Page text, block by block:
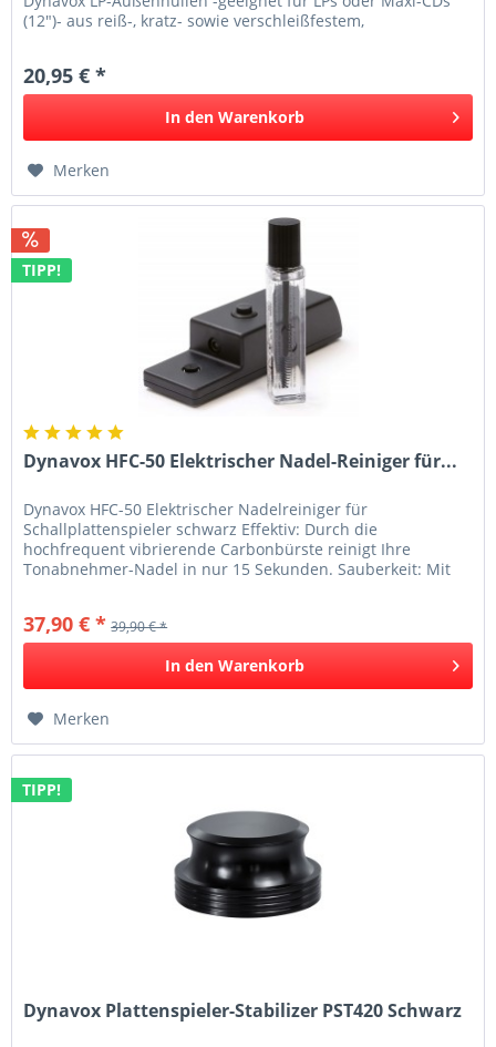
(12")- aus reiß-, kratz- sowie verschleißfestem,
20,95 € *
In den Warenkorb
Merken
TIPP!
Dynavox HFC-50 Elektrischer Nadel-Reiniger für...
Dynavox HFC-50 Elektrischer Nadelreiniger für
Schallplattenspieler schwarz Effektiv: Durch die
hochfrequent vibrierende Carbonbürste reinigt Ihre
Tonabnehmer-Nadel in nur 15 Sekunden. Sauberkeit: Mit
37,90 € * 39,90 € *
In den Warenkorb
Merken
TIPP!
Dynavox Plattenspieler-Stabilizer PST420 Schwarz